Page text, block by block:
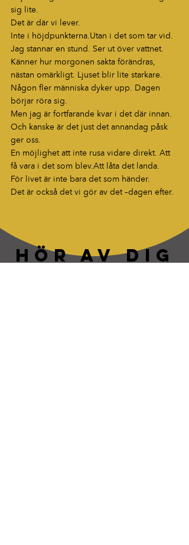
sig lite.
Det är där vi lever.
Inte i höjdpunkterna.Utan i det som tar vid.
Jag stannar en stund. Ser ut över vattnet.
Känner hur morgonen sakta förändras,
nästan omärkligt. Ljuset blir lite starkare.
Någon fler människa dyker upp. Dagen
börjar röra sig.
Men jag är fortfarande kvar i det där innan.
Och kanske är det just det annandag påsk
ger oss.
En möjlighet att inte rusa vidare direkt. Att
få vara i det som blev.Att låta det landa.
För livet är inte bara det som händer.
Det är också det vi gör av det –dagen efter.
HÖR AV DIG